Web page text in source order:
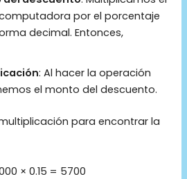
por el porcentaje
decimal. Entonces,
: Al hacer la operación
el monto del descuento.
para encontrar la
× 0.15 = 5700